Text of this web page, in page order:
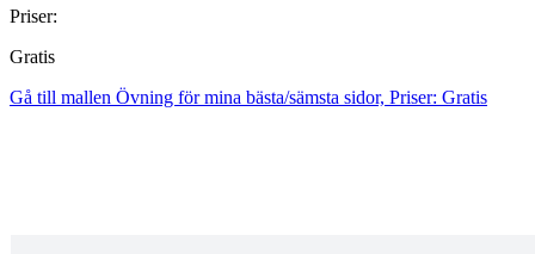
Priser:
Gratis
Gå till mallen Övning för mina bästa/sämsta sidor, Priser: Gratis